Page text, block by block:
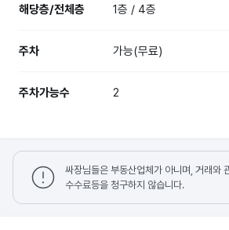
해당층/전체층 1층 / 4층
주차 가능(무료)
주차가능수 2
싸장님들은 부동산업체가 아니며, 거래와
수수료등을 청구하지 않습니다.